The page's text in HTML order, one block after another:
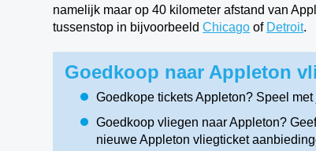
namelijk maar op 40 kilometer afstand van
tussenstop in bijvoorbeeldChicago of Detroit.
Goedkoop naar Appleton
Goedkope tickets Appleton? Speel
Goedkoop vliegen naar Appleton?
nieuwe Appleton vliegticket